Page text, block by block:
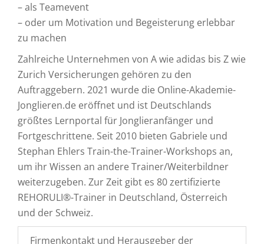
– als Teamevent
– oder um Motivation und Begeisterung erlebbar
zu machen
Zahlreiche Unternehmen von A wie adidas bis Z wie
Zurich Versicherungen gehören zu den
Auftraggebern. 2021 wurde die Online-Akademie-
Jonglieren.de eröffnet und ist Deutschlands
größtes Lernportal für Jonglieranfänger und
Fortgeschrittene. Seit 2010 bieten Gabriele und
Stephan Ehlers Train-the-Trainer-Workshops an,
um ihr Wissen an andere Trainer/Weiterbildner
weiterzugeben. Zur Zeit gibt es 80 zertifizierte
REHORULI®-Trainer in Deutschland, Österreich
und der Schweiz.
Firmenkontakt und Herausgeber der